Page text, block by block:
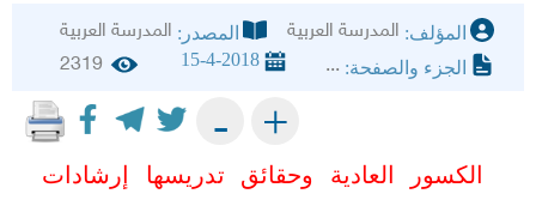
المؤلف: المدرسة العربية المصدر: المدرسة العربية
الجزء والصفحة: ...
15-4-2018
2319
+
-
الكسور العادية وحقائق تدريسها إرشادات